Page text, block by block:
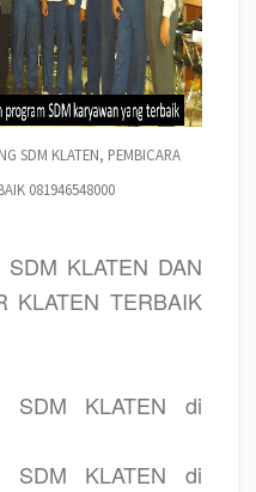
SDM KLATEN, PEMBICARA
081946548000
SDM KLATEN DAN
KLATEN TERBAIK
SDM KLATEN di
SDM KLATEN di